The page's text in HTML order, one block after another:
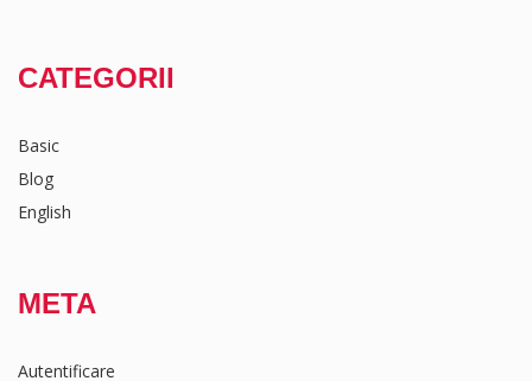
CATEGORII
Basic
Blog
English
META
Autentificare